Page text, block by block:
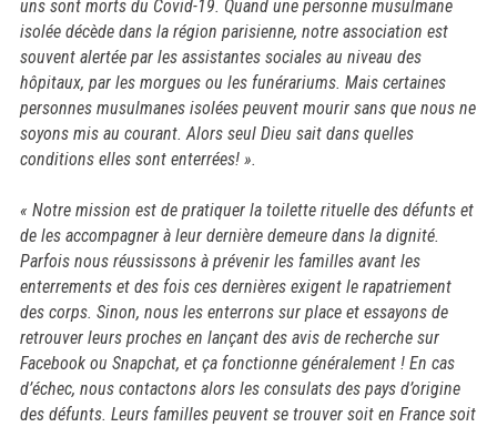
uns sont morts du Covid-19. Quand une personne musulmane
isolée décède dans la région parisienne, notre association est
souvent alertée par les assistantes sociales au niveau des
hôpitaux, par les morgues ou les funérariums. Mais certaines
personnes musulmanes isolées peuvent mourir sans que nous ne
soyons mis au courant. Alors seul Dieu sait dans quelles
conditions elles sont enterrées! ».
« Notre mission est de pratiquer la toilette rituelle des défunts et
de les accompagner à leur dernière demeure dans la dignité.
Parfois nous réussissons à prévenir les familles avant les
enterrements et des fois ces dernières exigent le rapatriement
des corps. Sinon, nous les enterrons sur place et essayons de
retrouver leurs proches en lançant des avis de recherche sur
Facebook ou Snapchat, et ça fonctionne généralement ! En cas
d’échec, nous contactons alors les consulats des pays d’origine
des défunts. Leurs familles peuvent se trouver soit en France soit